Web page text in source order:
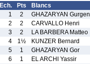
Ech. Pts
Blancs
1
2
GHAZARYAN Gurgen
2
2
CARVALLO Henri
3
2
LA BARBERA Matteo
4
1½
KUNZER Bernard
5
1
GHAZARYAN Gor
6
1
EL ARCHI Yassir